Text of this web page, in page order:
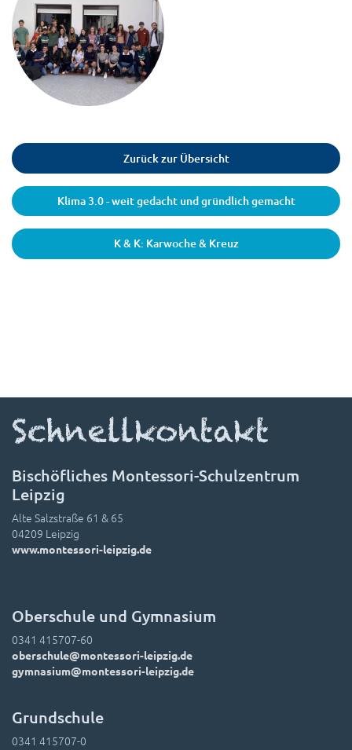
Zurück zur Übersicht
Klima 3.0 - weit gedacht und gründlich gemacht
K & K: Karwoche & Kreuz
Schnellkontakt
Bischöfliches Montessori-Schulzentrum
Leipzig
Alte Salzstraße 61 & 65
04209 Leipzig
www.montessori-leipzig.de
Oberschule und Gymnasium
0341 415707-60
oberschule@montessori-leipzig.de
gymnasium@montessori-leipzig.de
Grundschule
0341 415707-0